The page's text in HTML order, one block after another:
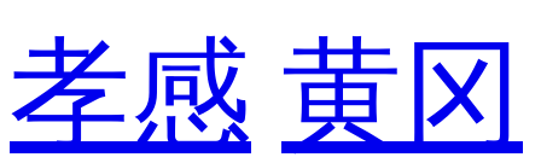
孝感 黄冈